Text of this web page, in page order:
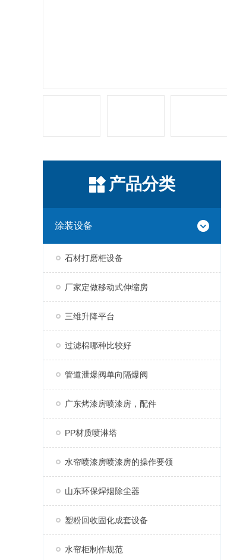
产品分类
涂装设备
石材打磨柜设备
厂家定做移动式伸缩房
三维升降平台
过滤棉哪种比较好
管道泄爆阀单向隔爆阀
广东烤漆房喷漆房，配件
PP材质喷淋塔
水帘喷漆房喷漆房的操作要领
山东环保焊烟除尘器
塑粉回收固化成套设备
水帘柜制作规范